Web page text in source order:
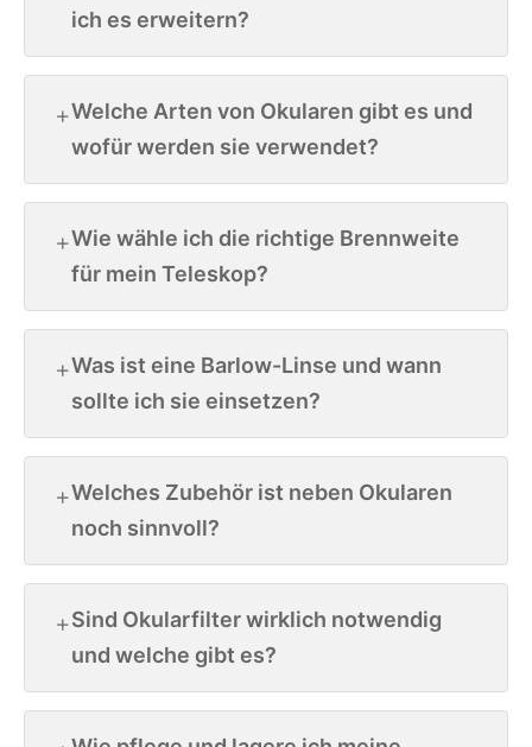
ich es erweitern?
Welche Arten von Okularen gibt es und
wofür werden sie verwendet?
Wie wähle ich die richtige Brennweite
für mein Teleskop?
Was ist eine Barlow-Linse und wann
sollte ich sie einsetzen?
Welches Zubehör ist neben Okularen
noch sinnvoll?
Sind Okularfilter wirklich notwendig
und welche gibt es?